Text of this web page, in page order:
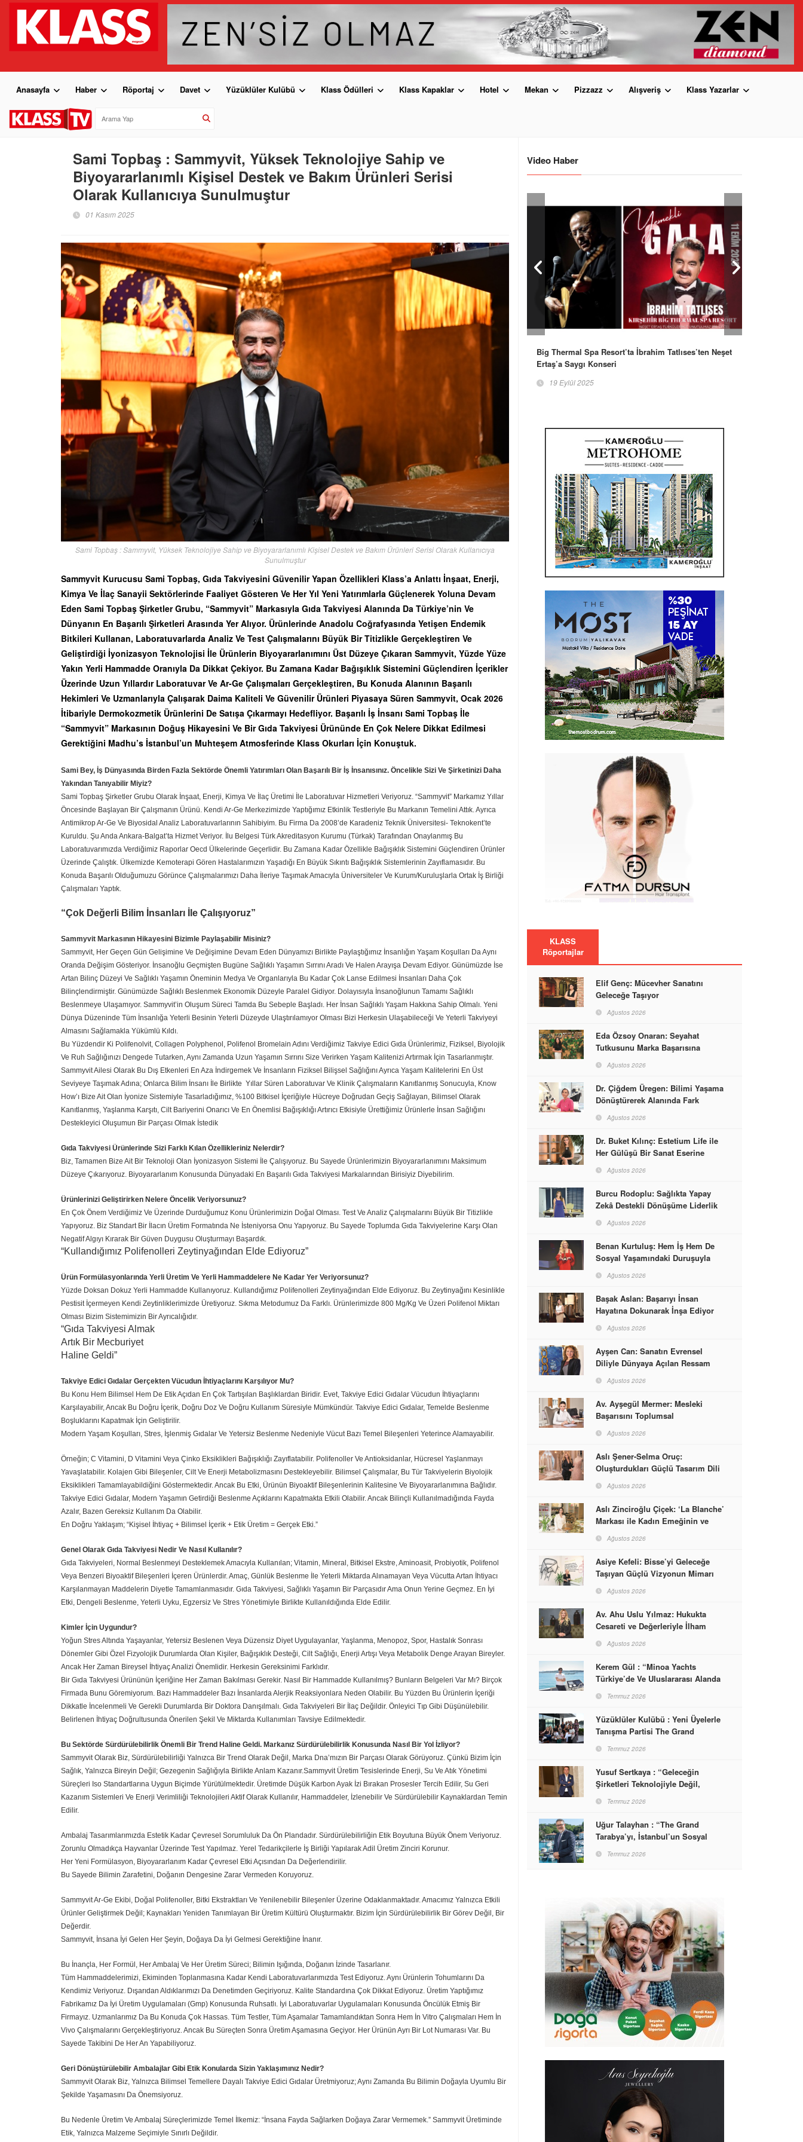
Anasayfa Haber Röportaj Davet Yüzüklüler Kulübü Klass Ödülleri Klass Kapaklar Hotel Mekan Pizzazz Alışveriş Klass Yazarlar
Sami Topbaş : Sammyvit, Yüksek Teknolojiye Sahip ve
Biyoyararlanımlı Kişisel Destek ve Bakım Ürünleri Serisi
Olarak Kullanıcıya Sunulmuştur
01 Kasım 2025
Sami Topbaş : Sammyvit, Yüksek Teknolojiye Sahip ve Biyoyararlanımlı Kişisel Destek ve Bakım Ürünleri Serisi Olarak Kullanıcıya
Sunulmuştur
Sammyvit Kurucusu Sami Topbaş, Gıda Takviyesini Güvenilir Yapan Özellikleri Klass’a Anlattı İnşaat, Enerji,
Kimya Ve İlaç Sanayii Sektörlerinde Faaliyet Gösteren Ve Her Yıl Yeni Yatırımlarla Güçlenerek Yoluna Devam
Eden Sami Topbaş Şirketler Grubu, “Sammyvit” Markasıyla Gıda Takviyesi Alanında Da Türkiye’nin Ve
Dünyanın En Başarılı Şirketleri Arasında Yer Alıyor. Ürünlerinde Anadolu Coğrafyasında Yetişen Endemik
Bitkileri Kullanan, Laboratuvarlarda Analiz Ve Test Çalışmalarını Büyük Bir Titizlikle Gerçekleştiren Ve
Geliştirdiği İyonizasyon Teknolojisi İle Ürünlerin Biyoyararlanımını Üst Düzeye Çıkaran Sammyvit, Yüzde Yüze
Yakın Yerli Hammadde Oranıyla Da Dikkat Çekiyor. Bu Zamana Kadar Bağışıklık Sistemini Güçlendiren İçerikler
Üzerinde Uzun Yıllardır Laboratuvar Ve Ar-Ge Çalışmaları Gerçekleştiren, Bu Konuda Alanının Başarılı
Hekimleri Ve Uzmanlarıyla Çalışarak Daima Kaliteli Ve Güvenilir Ürünleri Piyasaya Süren Sammyvit, Ocak 2026
İtibariyle Dermokozmetik Ürünlerini De Satışa Çıkarmayı Hedefliyor. Başarılı İş İnsanı Sami Topbaş İle
“Sammyvit” Markasının Doğuş Hikayesini Ve Bir Gıda Takviyesi Ürününde En Çok Nelere Dikkat Edilmesi
Gerektiğini Madhu’s İstanbul’un Muhteşem Atmosferinde Klass Okurları İçin Konuştuk.
Sami Bey, İş Dünyasında Birden Fazla Sektörde Önemli Yatırımları Olan Başarılı Bir İş İnsanısınız. Öncelikle Sizi Ve Şirketinizi Daha
Yakından Tanıyabilir Miyiz?
Sami Topbaş Şirketler Grubu Olarak İnşaat, Enerji, Kimya Ve İlaç Üretimi İle Laboratuvar Hizmetleri Veriyoruz. “Sammyvit” Markamız Yıllar
Öncesinde Başlayan Bir Çalışmanın Ürünü. Kendi Ar-Ge Merkezimizde Yaptığımız Etkinlik Testleriyle Bu Markanın Temelini Attık. Ayrıca
Antimikrop Ar-Ge Ve Biyosidal Analiz Laboratuvarlarının Sahibiyim. Bu Firma Da 2008’de Karadeniz Teknik Üniversitesi- Teknokent’te
Kuruldu. Şu Anda Ankara-Balgat’ta Hizmet Veriyor. İlu Belgesi Türk Akreditasyon Kurumu (Türkak) Tarafından Onaylanmış Bu
Laboratuvarımızda Verdiğimiz Raporlar Oecd Ülkelerinde Geçerlidir. Bu Zamana Kadar Özellikle Bağışıklık Sistemini Güçlendiren Ürünler
Üzerinde Çalıştık. Ülkemizde Kemoterapi Gören Hastalarımızın Yaşadığı En Büyük Sıkıntı Bağışıklık Sistemlerinin Zayıflamasıdır. Bu
Konuda Başarılı Olduğumuzu Görünce Çalışmalarımızı Daha İleriye Taşımak Amacıyla Üniversiteler Ve Kurum/Kuruluşlarla Ortak İş Birliği
Çalışmaları Yaptık.
“Çok Değerli Bilim İnsanları İle Çalışıyoruz”
Sammyvit Markasının Hikayesini Bizimle Paylaşabilir Misiniz?
Sammyvit, Her Geçen Gün Gelişimine Ve Değişimine Devam Eden Dünyamızı Birlikte Paylaştığımız İnsanlığın Yaşam Koşulları Da Aynı
Oranda Değişim Gösteriyor. İnsanoğlu Geçmişten Bugüne Sağlıklı Yaşamın Sırrını Aradı Ve Halen Arayışa Devam Ediyor. Günümüzde İse
Artan Bilinç Düzeyi Ve Sağlıklı Yaşamın Öneminin Medya Ve Organlarıyla Bu Kadar Çok Lanse Edilmesi İnsanları Daha Çok
Bilinçlendirmiştir. Günümüzde Sağlıklı Beslenmek Ekonomik Düzeyle Paralel Gidiyor. Dolayısıyla İnsanoğlunun Tamamı Sağlıklı
Beslenmeye Ulaşamıyor. Sammyvit’in Oluşum Süreci Tamda Bu Sebeple Başladı. Her İnsan Sağlıklı Yaşam Hakkına Sahip Olmalı. Yeni
Dünya Düzeninde Tüm İnsanlığa Yeterli Besinin Yeterli Düzeyde Ulaştırılamıyor Olması Bizi Herkesin Ulaşabileceği Ve Yeterli Takviyeyi
Almasını Sağlamakla Yükümlü Kıldı.
Bu Yüzdendir Ki Polifenolvit, Collagen Polyphenol, Polifenol Bromelain Adını Verdiğimiz Takviye Edici Gıda Ürünlerimiz, Fiziksel, Biyolojik
Ve Ruh Sağlığınızı Dengede Tutarken, Aynı Zamanda Uzun Yaşamın Sırrını Size Verirken Yaşam Kalitenizi Artırmak İçin Tasarlanmıştır.
Sammyvit Ailesi Olarak Bu Dış Etkenleri En Aza İndirgemek Ve İnsanların Fiziksel Bilişsel Sağlığını Ayrıca Yaşam Kalitelerini En Üst
Seviyeye Taşımak Adına; Onlarca Bilim İnsanı İle Birlikte Yıllar Süren Laboratuvar Ve Klinik Çalışmaların Kanıtlanmış Sonucuyla, Know
How’ı Bize Ait Olan İyonize Sistemiyle Tasarladığımız, %100 Bitkisel İçeriğiyle Hücreye Doğrudan Geçiş Sağlayan, Bilimsel Olarak
Kanıtlanmış, Yaşlanma Karşıtı, Cilt Bariyerini Onarıcı Ve En Önemlisi Bağışıklığı Artırıcı Etkisiyle Ürettiğimiz Ürünlerle İnsan Sağlığını
Destekleyici Oluşumun Bir Parçası Olmak İstedik
Gıda Takviyesi Ürünlerinde Sizi Farklı Kılan Özellikleriniz Nelerdir?
Biz, Tamamen Bize Ait Bir Teknoloji Olan İyonizasyon Sistemi İle Çalışıyoruz. Bu Sayede Ürünlerimizin Biyoyararlanımını Maksimum
Düzeye Çıkarıyoruz. Biyoyararlanım Konusunda Dünyadaki En Başarılı Gıda Takviyesi Markalarından Birisiyiz Diyebilirim.
Ürünlerinizi Geliştirirken Nelere Öncelik Veriyorsunuz?
En Çok Önem Verdiğimiz Ve Üzerinde Durduğumuz Konu Ürünlerimizin Doğal Olması. Test Ve Analiz Çalışmalarını Büyük Bir Titizlikle
Yapıyoruz. Biz Standart Bir İlacın Üretim Formatında Ne İsteniyorsa Onu Yapıyoruz. Bu Sayede Toplumda Gıda Takviyelerine Karşı Olan
Negatif Algıyı Kırarak Bir Güven Duygusu Oluşturmayı Başardık.
“Kullandığımız Polifenolleri Zeytinyağından Elde Ediyoruz”
Ürün Formülasyonlarında Yerli Üretim Ve Yerli Hammaddelere Ne Kadar Yer Veriyorsunuz?
Yüzde Doksan Dokuz Yerli Hammadde Kullanıyoruz. Kullandığımız Polifenolleri Zeytinyağından Elde Ediyoruz. Bu Zeytinyağını Kesinlikle
Pestisit İçermeyen Kendi Zeytinliklerimizde Üretiyoruz. Sıkma Metodumuz Da Farklı. Ürünlerimizde 800 Mg/Kg Ve Üzeri Polifenol Miktarı
Olması Bizim Sistemimizin Bir Ayrıcalığıdır.
“Gıda Takviyesi Almak
Artık Bir Mecburiyet
Haline Geldi”
Takviye Edici Gıdalar Gerçekten Vücudun İhtiyaçlarını Karşılıyor Mu?
Bu Konu Hem Bilimsel Hem De Etik Açıdan En Çok Tartışılan Başlıklardan Biridir. Evet, Takviye Edici Gıdalar Vücudun İhtiyaçlarını
Karşılayabilir, Ancak Bu Doğru İçerik, Doğru Doz Ve Doğru Kullanım Süresiyle Mümkündür. Takviye Edici Gıdalar, Temelde Beslenme
Boşluklarını Kapatmak İçin Geliştirilir.
Modern Yaşam Koşulları, Stres, İşlenmiş Gıdalar Ve Yetersiz Beslenme Nedeniyle Vücut Bazı Temel Bileşenleri Yeterince Alamayabilir.
Örneğin; C Vitamini, D Vitamini Veya Çinko Eksiklikleri Bağışıklığı Zayıflatabilir. Polifenoller Ve Antioksidanlar, Hücresel Yaşlanmayı
Yavaşlatabilir. Kolajen Gibi Bileşenler, Cilt Ve Enerji Metabolizmasını Destekleyebilir. Bilimsel Çalışmalar, Bu Tür Takviyelerin Biyolojik
Eksiklikleri Tamamlayabildiğini Göstermektedir. Ancak Bu Etki, Ürünün Biyoaktif Bileşenlerinin Kalitesine Ve Biyoyararlanımına Bağlıdır.
Takviye Edici Gıdalar, Modern Yaşamın Getirdiği Beslenme Açıklarını Kapatmakta Etkili Olabilir. Ancak Bilinçli Kullanılmadığında Fayda
Azalır, Bazen Gereksiz Kullanım Da Olabilir.
En Doğru Yaklaşım; “Kişisel İhtiyaç + Bilimsel İçerik + Etik Üretim = Gerçek Etki.”
Genel Olarak Gıda Takviyesi Nedir Ve Nasıl Kullanılır?
Gıda Takviyeleri, Normal Beslenmeyi Desteklemek Amacıyla Kullanılan; Vitamin, Mineral, Bitkisel Ekstre, Aminoasit, Probiyotik, Polifenol
Veya Benzeri Biyoaktif Bileşenleri İçeren Ürünlerdir. Amaç, Günlük Beslenme İle Yeterli Miktarda Alınamayan Veya Vücutta Artan İhtiyacı
Karşılanmayan Maddelerin Diyetle Tamamlanmasıdır. Gıda Takviyesi, Sağlıklı Yaşamın Bir Parçasıdır Ama Onun Yerine Geçmez. En İyi
Etki, Dengeli Beslenme, Yeterli Uyku, Egzersiz Ve Stres Yönetimiyle Birlikte Kullanıldığında Elde Edilir.
Kimler İçin Uygundur?
Yoğun Stres Altında Yaşayanlar, Yetersiz Beslenen Veya Düzensiz Diyet Uygulayanlar, Yaşlanma, Menopoz, Spor, Hastalık Sonrası
Dönemler Gibi Özel Fizyolojik Durumlarda Olan Kişiler, Bağışıklık Desteği, Cilt Sağlığı, Enerji Artışı Veya Metabolik Denge Arayan Bireyler.
Ancak Her Zaman Bireysel İhtiyaç Analizi Önemlidir. Herkesin Gereksinimi Farklıdır.
Bir Gıda Takviyesi Ürününün İçeriğine Her Zaman Bakılması Gerekir. Nasıl Bir Hammadde Kullanılmış? Bunların Belgeleri Var Mı? Birçok
Firmada Bunu Göremiyorum. Bazı Hammaddeler Bazı İnsanlarda Alerjik Reaksiyonlara Neden Olabilir. Bu Yüzden Bu Ürünlerin İçeriği
Dikkatle İncelenmeli Ve Gerekli Durumlarda Bir Doktora Danışılmalı. Gıda Takviyeleri Bir İlaç Değildir. Önleyici Tıp Gibi Düşünülebilir.
Belirlenen İhtiyaç Doğrultusunda Önerilen Şekil Ve Miktarda Kullanımları Tavsiye Edilmektedir.
Bu Sektörde Sürdürülebilirlik Önemli Bir Trend Haline Geldi. Markanız Sürdürülebilirlik Konusunda Nasıl Bir Yol İzliyor?
Sammyvit Olarak Biz, Sürdürülebilirliği Yalnızca Bir Trend Olarak Değil, Marka Dna’mızın Bir Parçası Olarak Görüyoruz. Çünkü Bizim İçin
Sağlık, Yalnızca Bireyin Değil; Gezegenin Sağlığıyla Birlikte Anlam Kazanır.Sammyvit Üretim Tesislerinde Enerji, Su Ve Atık Yönetimi
Süreçleri Iso Standartlarına Uygun Biçimde Yürütülmektedir. Üretimde Düşük Karbon Ayak İzi Bırakan Prosesler Tercih Edilir, Su Geri
Kazanım Sistemleri Ve Enerji Verimliliği Teknolojileri Aktif Olarak Kullanılır, Hammaddeler, İzlenebilir Ve Sürdürülebilir Kaynaklardan Temin
Edilir.
Ambalaj Tasarımlarımızda Estetik Kadar Çevresel Sorumluluk Da Ön Plandadır. Sürdürülebilirliğin Etik Boyutuna Büyük Önem Veriyoruz.
Zorunlu Olmadıkça Hayvanlar Üzerinde Test Yapılmaz. Yerel Tedarikçilerle İş Birliği Yapılarak Adil Üretim Zinciri Korunur.
Her Yeni Formülasyon, Biyoyararlanım Kadar Çevresel Etki Açısından Da Değerlendirilir.
Bu Sayede Bilimin Zarafetini, Doğanın Dengesine Zarar Vermeden Koruyoruz.
Sammyvit Ar-Ge Ekibi, Doğal Polifenoller, Bitki Ekstraktları Ve Yenilenebilir Bileşenler Üzerine Odaklanmaktadır. Amacımız Yalnızca Etkili
Ürünler Geliştirmek Değil; Kaynakları Yeniden Tanımlayan Bir Üretim Kültürü Oluşturmaktır. Bizim İçin Sürdürülebilirlik Bir Görev Değil, Bir
Değerdir.
Sammyvit, İnsana İyi Gelen Her Şeyin, Doğaya Da İyi Gelmesi Gerektiğine İnanır.
Bu İnançla, Her Formül, Her Ambalaj Ve Her Üretim Süreci; Bilimin Işığında, Doğanın İzinde Tasarlanır.
Tüm Hammaddelerimizi, Ekiminden Toplanmasına Kadar Kendi Laboratuvarlarımızda Test Ediyoruz. Aynı Ürünlerin Tohumlarını Da
Kendimiz Veriyoruz. Dışarıdan Aldıklarımızı Da Denetimden Geçiriyoruz. Kalite Standardına Çok Dikkat Ediyoruz. Üretim Yaptığımız
Fabrikamız Da İyi Üretim Uygulamaları (Gmp) Konusunda Ruhsatlı. İyi Laboratuvarlar Uygulamaları Konusunda Öncülük Etmiş Bir
Firmayız. Uzmanlarımız Da Bu Konuda Çok Hassas. Tüm Testler, Tüm Aşamalar Tamamlandıktan Sonra Hem İn Vitro Çalışmaları Hem İn
Vivo Çalışmalarını Gerçekleştiriyoruz. Ancak Bu Süreçten Sonra Üretim Aşamasına Geçiyor. Her Ürünün Ayrı Bir Lot Numarası Var. Bu
Sayede Takibini De Her An Yapabiliyoruz.
Geri Dönüştürülebilir Ambalajlar Gibi Etik Konularda Sizin Yaklaşımınız Nedir?
Sammyvit Olarak Biz, Yalnızca Bilimsel Temellere Dayalı Takviye Edici Gıdalar Üretmiyoruz; Aynı Zamanda Bu Bilimin Doğayla Uyumlu Bir
Şekilde Yaşamasını Da Önemsiyoruz.
Bu Nedenle Üretim Ve Ambalaj Süreçlerimizde Temel İlkemiz: “İnsana Fayda Sağlarken Doğaya Zarar Vermemek.” Sammyvit Üretiminde
Etik, Yalnızca Malzeme Seçimiyle Sınırlı Değildir.
Video Haber
Big Thermal Spa Resort’ta İbrahim Tatlıses’ten Neşet
Ertaş’a Saygı Konseri
19 Eylül 2025
KLASS
Röportajlar
Elif Genç: Mücevher Sanatını
Geleceğe Taşıyor
Ağustos 2026
Eda Özsoy Onaran: Seyahat
Tutkusunu Marka Başarısına
Ağustos 2026
Dr. Çiğdem Üregen: Bilimi Yaşama
Dönüştürerek Alanında Fark
Ağustos 2026
Dr. Buket Kılınç: Estetium Life ile
Her Gülüşü Bir Sanat Eserine
Ağustos 2026
Burcu Rodoplu: Sağlıkta Yapay
Zekâ Destekli Dönüşüme Liderlik
Ağustos 2026
Benan Kurtuluş: Hem İş Hem De
Sosyal Yaşamındaki Duruşuyla
Ağustos 2026
Başak Aslan: Başarıyı İnsan
Hayatına Dokunarak İnşa Ediyor
Ağustos 2026
Ayşen Can: Sanatın Evrensel
Diliyle Dünyaya Açılan Ressam
Ağustos 2026
Av. Ayşegül Mermer: Mesleki
Başarısını Toplumsal
Ağustos 2026
Aslı Şener-Selma Oruç:
Oluşturdukları Güçlü Tasarım Dili
Dünyasına İmzalarını Attılar
Ağustos 2026
Aslı Zinciroğlu Çiçek: ‘La Blanche’
Markası ile Kadın Emeğinin ve
Başarabileceğinin En Güzel
Örneğini Sunuyor
Ağustos 2026
Asiye Kefeli: Bisse’yi Geleceğe
Taşıyan Güçlü Vizyonun Mimarı
Ağustos 2026
Av. Ahu Uslu Yılmaz: Hukukta
Cesareti ve Değerleriyle İlham
Ağustos 2026
Kerem Gül : “Minoa Yachts
Türkiye’de Ve Uluslararası Alanda
Markası Olacak”
Temmuz 2026
Yüzüklüler Kulübü : Yeni Üyelerle
Tanışma Partisi The Grand
Temmuz 2026
Yusuf Sertkaya : “Geleceğin
Şirketleri Teknolojiyle Değil,
Temmuz 2026
Uğur Talayhan : “The Grand
Tarabya’yı, İstanbul’un Sosyal
Destinasyon Haline Getirmeyi
Temmuz 2026